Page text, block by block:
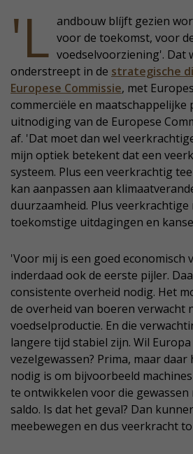
'L andbouw blíjft gezien
voor de toekomst, voor
voedselvoorziening'. Dat
onderstreept in de strategische
Europese Commissie, met
commerciële en maatschappelijke
uitnodiging van de Europese
af. 'Dat moet dan wel
mijn optiek betekent dat een
systeem. Plus een veerkrachtig
kan aanpassen aan
duurzaamheid. Plus veerkrachtige
toekomstige uitdagingen en
'Voor mij is een goed economisch
inderdaad ook de eerste pijler.
consistente overheid nodig. Het
de overheid van boeren verwacht
voedselproductie. En die
langere tijd stabiel zijn. Wil
vezelgewassen? Prima, maar
nodig is om bijvoorbeeld
te ontwikkelen voor die gewassen
saldo. Is dat het geval? Dan
meebewegen en dus veerkracht